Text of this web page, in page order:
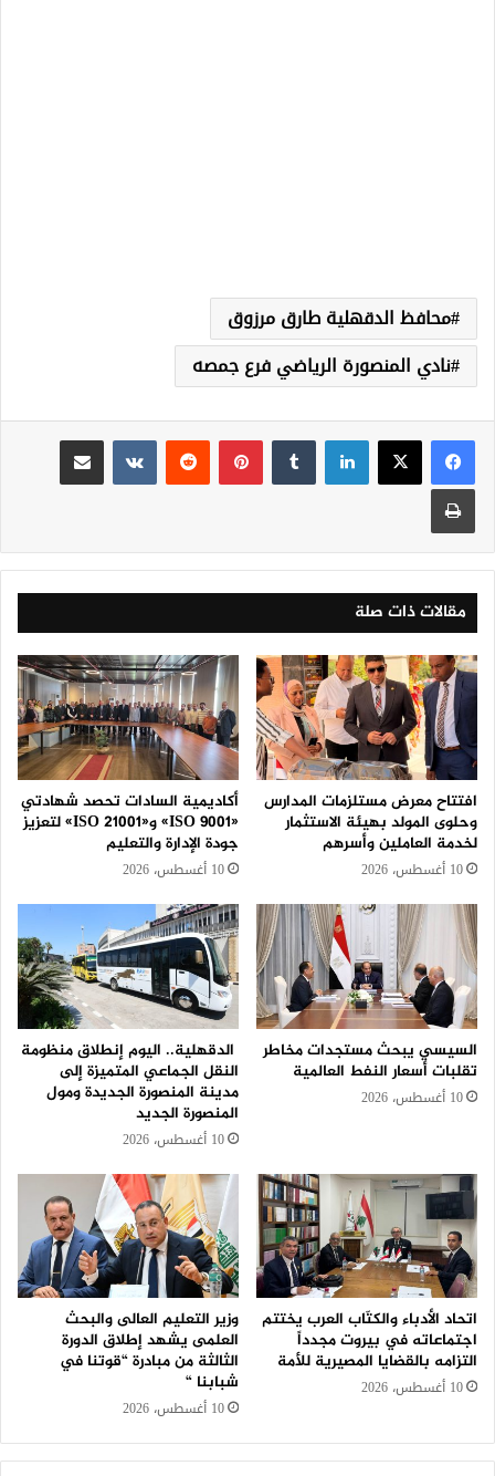
محافظ الدقهلية طارق مرزوق
نادي المنصورة الرياضي فرع جمصه
لينكدإن بينتيريست
مقالات ذات صلة
افتتاح معرض مستلزمات المدارس
وحلوى المولد بهيئة الاستثمار
لخدمة العاملين وأسرهم
10 أغسطس، 2026
أكاديمية السادات تحصد شهادتي
«ISO 9001» و«ISO 21001» لتعزيز
جودة الإدارة والتعليم
10 أغسطس، 2026
السيسي يبحث مستجدات مخاطر
تقلبات أسعار النفط العالمية
10 أغسطس، 2026
الدقهلية.. اليوم إنطلاق منظومة
النقل الجماعي المتميزة إلى
مدينة المنصورة الجديدة ومول
المنصورة الجديد
10 أغسطس، 2026
اتحاد الأدباء والكتّاب العرب يختتم
اجتماعاته في بيروت مجدداً
التزامه بالقضايا المصيرية للأمة
10 أغسطس، 2026
وزير التعليم العالى والبحث
العلمى يشهد إطلاق الدورة
الثالثة من مبادرة “قوتنا في
شبابنا “
10 أغسطس، 2026